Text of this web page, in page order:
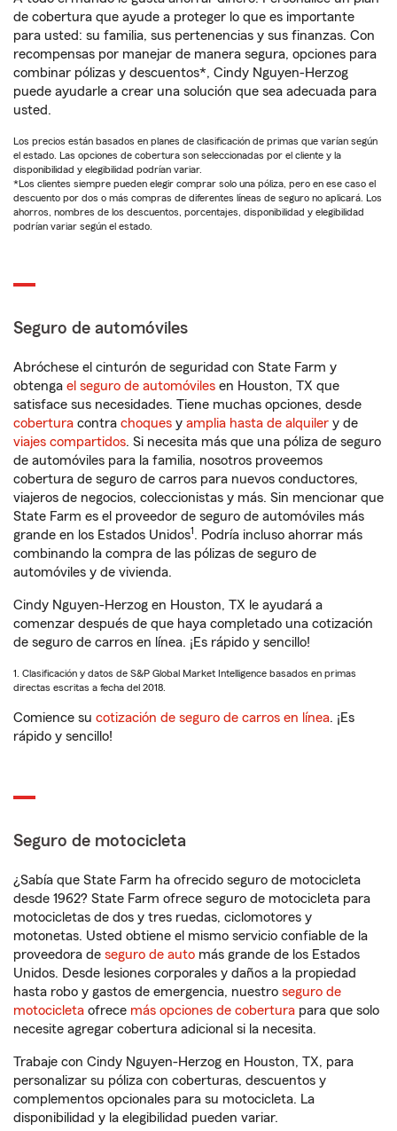
de cobertura que ayude a proteger lo que es importante
para usted: su familia, sus pertenencias y sus finanzas. Con
recompensas por manejar de manera segura, opciones para
combinar pólizas y descuentos*, Cindy Nguyen-Herzog
puede ayudarle a crear una solución que sea adecuada para
usted.
Los precios están basados en planes de clasificación de primas que varían según
el estado. Las opciones de cobertura son seleccionadas por el cliente y la
disponibilidad y elegibilidad podrían variar.
*Los clientes siempre pueden elegir comprar solo una póliza, pero en ese caso el
descuento por dos o más compras de diferentes líneas de seguro no aplicará. Los
ahorros, nombres de los descuentos, porcentajes, disponibilidad y elegibilidad
podrían variar según el estado.
Seguro de automóviles
Abróchese el cinturón de seguridad con State Farm y
obtenga el seguro de automóviles en Houston, TX que
satisface sus necesidades. Tiene muchas opciones, desde
cobertura contra choques y amplia hasta de alquiler y de
viajes compartidos. Si necesita más que una póliza de seguro
de automóviles para la familia, nosotros proveemos
cobertura de seguro de carros para nuevos conductores,
viajeros de negocios, coleccionistas y más. Sin mencionar que
State Farm es el proveedor de seguro de automóviles más
grande en los Estados Unidos1. Podría incluso ahorrar más
combinando la compra de las pólizas de seguro de
automóviles y de vivienda.
Cindy Nguyen-Herzog en Houston, TX le ayudará a
comenzar después de que haya completado una cotización
de seguro de carros en línea. ¡Es rápido y sencillo!
1. Clasificación y datos de S&P Global Market Intelligence basados en primas
directas escritas a fecha del 2018.
Comience su cotización de seguro de carros en línea. ¡Es
rápido y sencillo!
Seguro de motocicleta
¿Sabía que State Farm ha ofrecido seguro de motocicleta
desde 1962? State Farm ofrece seguro de motocicleta para
motocicletas de dos y tres ruedas, ciclomotores y
motonetas. Usted obtiene el mismo servicio confiable de la
proveedora de seguro de auto más grande de los Estados
Unidos. Desde lesiones corporales y daños a la propiedad
hasta robo y gastos de emergencia, nuestro seguro de
motocicleta ofrece más opciones de cobertura para que solo
necesite agregar cobertura adicional si la necesita.
Trabaje con Cindy Nguyen-Herzog en Houston, TX, para
personalizar su póliza con coberturas, descuentos y
complementos opcionales para su motocicleta. La
disponibilidad y la elegibilidad pueden variar.